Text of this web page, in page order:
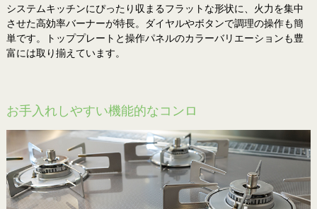
システムキッチンにぴったり収まるフラットな形状に、火力を集中
させた高効率バーナーが特長。ダイヤルやボタンで調理の操作も簡
単です。トッププレートと操作パネルのカラーバリエーションも豊
富には取り揃えています。
お手入れしやすい機能的なコンロ